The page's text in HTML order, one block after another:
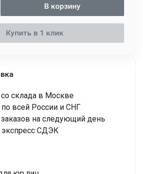
В корзину
Купить в 1 клик
склада в Москве
всей России и СНГ
на следующий день
экспресс СДЭК